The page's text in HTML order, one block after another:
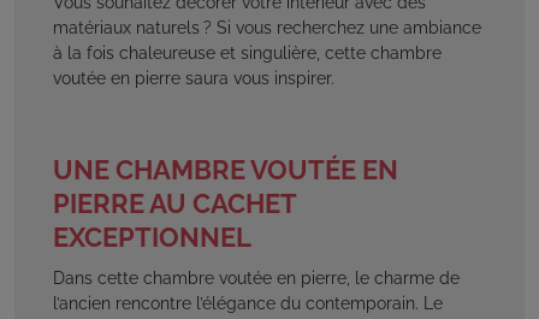
matériaux naturels ? Si vous recherchez une ambiance
à la fois chaleureuse et singulière, cette chambre
voutée en pierre saura vous inspirer.
UNE CHAMBRE VOUTÉE EN
PIERRE AU CACHET
EXCEPTIONNEL
Dans cette chambre voutée en pierre, le charme de
l’ancien rencontre l’élégance du contemporain. Le